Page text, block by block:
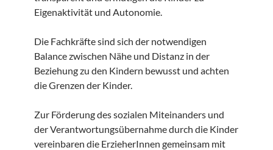
Eigenaktivität und Autonomie.
Die Fachkräfte sind sich der notwendigen
Balance zwischen Nähe und Distanz in der
Beziehung zu den Kindern bewusst und achten
die Grenzen der Kinder.
Zur Förderung des sozialen Miteinanders und
der Verantwortungsübernahme durch die Kinder
vereinbaren die ErzieherInnen gemeinsam mit